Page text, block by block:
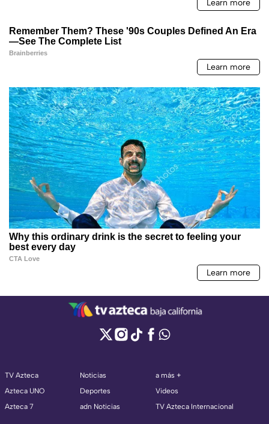
TV Azteca
Azteca UNO
Azteca 7
Noticias
Deportes
adn Noticias
a más +
Videos
TV Azteca Internacional